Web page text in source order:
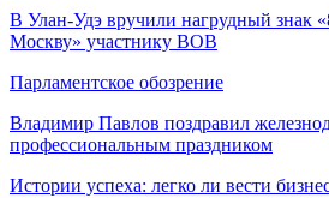
В Улан-Удэ вручили нагрудный знак
Москву» участнику ВОВ
Парламентское обозрение
Владимир Павлов поздравил
профессиональным праздником
Истории успеха: легко ли вести